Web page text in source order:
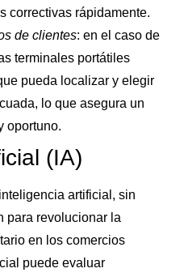
correctivas rápidamente.
de clientes: en el caso de
terminales portátiles
pueda localizar y elegir
lo que asegura un
oportuno.
(IA)
artificial, sin
para revolucionar la
en los comercios
puede evaluar